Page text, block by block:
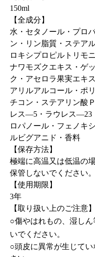
150ml
【全成分】
水・セタノール・プロ
ン・リン脂質・ステア
ロキシプロピルトリモ
ナワモズクエキス・ゲ
ク・アセロラ果実エキ
アリルアルコール・ポ
チコン・ステアリン酸
レス―5・ラウレス―23
ロパノール・フェノキ
ルビグアニド・香料
【保存方法】
極端に高温又は低温の
保管しないでください。
【使用期限】
3年
【取り扱い上のご注意】
○傷やはれもの、湿し
いでください。
○頭皮に異常が生じて